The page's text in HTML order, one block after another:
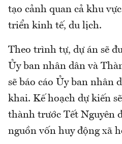
tạo cảnh quan cả khu
triển kinh tế, du lịch.
Theo trình tự, dự án sẽ
Ủy ban nhân dân và
sẽ báo cáo Ủy ban nhân
khai. Kế hoạch dự kiến
thành trước Tết Nguyên
nguồn vốn huy động xã